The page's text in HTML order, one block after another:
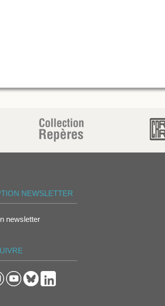
NEWSLETTER
newsletter